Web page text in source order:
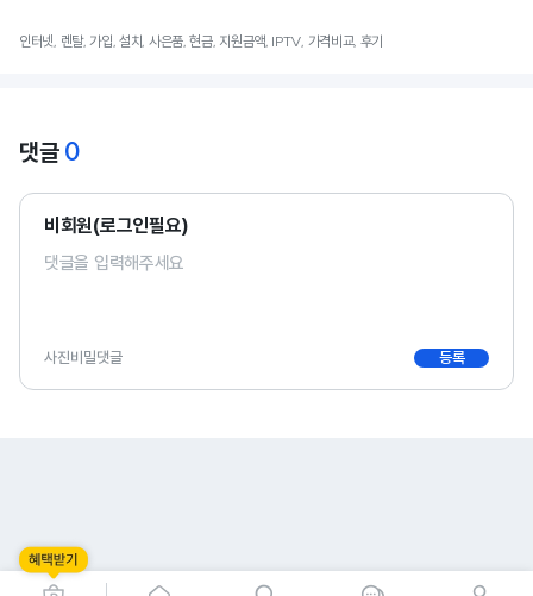
인터넷, 렌탈, 가입, 설치, 사은품, 현금, 지원금액, IPTV, 가격비교, 후기
댓글 0
비회원(로그인필요)
사진비밀댓글 등록